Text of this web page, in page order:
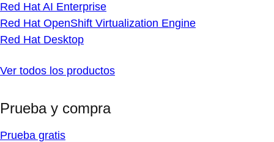
Red Hat AI Enterprise
Red Hat OpenShift Virtualization Engine
Red Hat Desktop
Ver todos los productos
Prueba y compra
Prueba gratis